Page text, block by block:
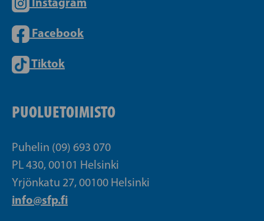
Facebook
Tiktok
PUOLUETOIMISTO
Puhelin (09) 693 070
PL 430, 00101 Helsinki
Yrjönkatu 27, 00100 Helsinki
info@sfp.fi